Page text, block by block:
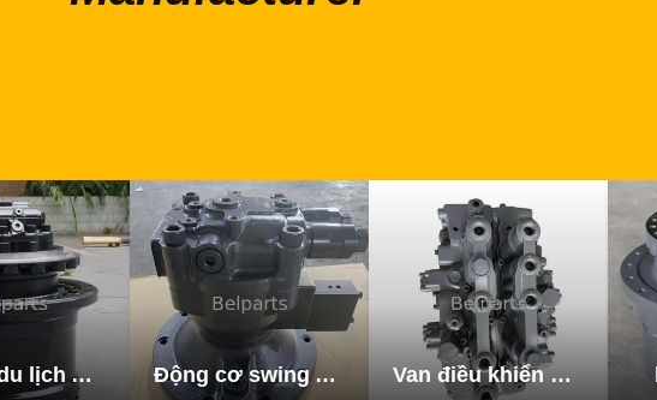
Xe máy du lịch Assy Động cơ swing Assy Van điều khiển máy xúc